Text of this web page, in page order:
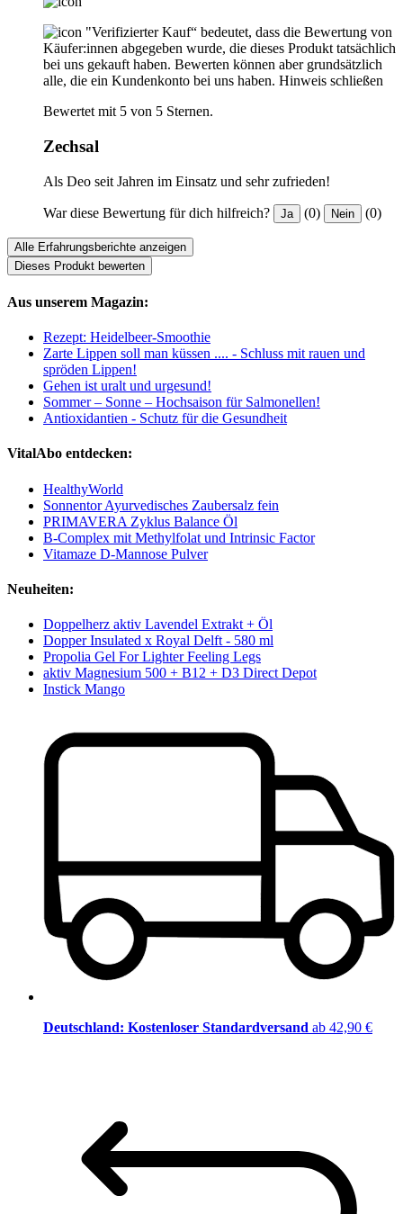
"Verifizierter Kauf“ bedeutet, dass die Bewertung von
Käufer:innen abgegeben wurde, die dieses Produkt tatsächlich
bei uns gekauft haben. Bewerten können aber grundsätzlich
alle, die ein Kundenkonto bei uns haben. Hinweis schließen
Bewertet mit 5 von 5 Sternen.
Zechsal
Als Deo seit Jahren im Einsatz und sehr zufrieden!
War diese Bewertung für dich hilfreich? Ja (0) Nein (0)
Alle Erfahrungsberichte anzeigen
Dieses Produkt bewerten
Aus unserem Magazin:
Rezept: Heidelbeer-Smoothie
Zarte Lippen soll man küssen .... - Schluss mit rauen und
spröden Lippen!
Gehen ist uralt und urgesund!
Sommer – Sonne – Hochsaison für Salmonellen!
Antioxidantien - Schutz für die Gesundheit
VitalAbo entdecken:
HealthyWorld
Sonnentor Ayurvedisches Zaubersalz fein
PRIMAVERA Zyklus Balance Öl
B-Complex mit Methylfolat und Intrinsic Factor
Vitamaze D-Mannose Pulver
Neuheiten:
Doppelherz aktiv Lavendel Extrakt + Öl
Dopper Insulated x Royal Delft - 580 ml
Propolia Gel For Lighter Feeling Legs
aktiv Magnesium 500 + B12 + D3 Direct Depot
Instick Mango
Deutschland: Kostenloser Standardversand ab 42,90 €